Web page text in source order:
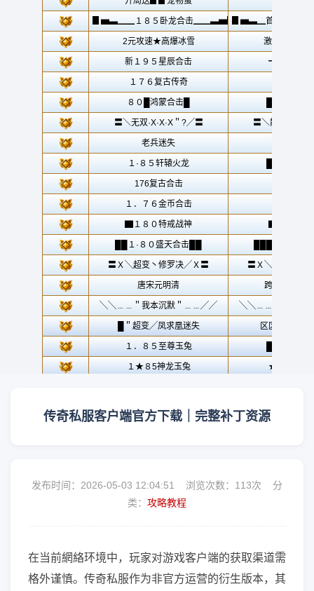
传奇私服客户端官方下载｜完整补丁资源
发布时间：2026-05-03 12:04:51 浏览次数： 113次 分
类： 攻略教程
在当前網絡环境中，玩家对游戏客户端的获取渠道需
格外谨慎。传奇私服作为非官方运营的衍生版本，其